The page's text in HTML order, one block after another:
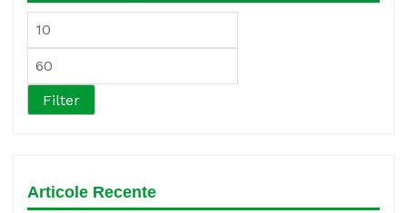
Filter
Articole Recente